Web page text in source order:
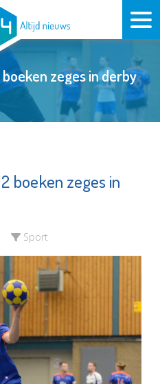
boeken zeges in derby
2 boeken zeges in
Sport